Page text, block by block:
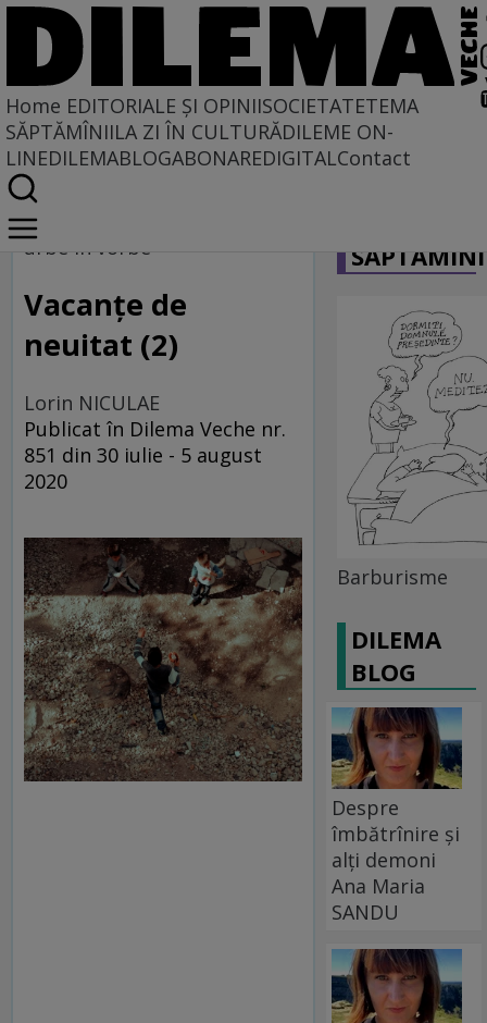
Home EDITORIALE ȘI OPINIISOCIETATETEMA
SĂPTĂMÎNIILA ZI ÎN CULTURĂDILEME ON-
LINEDILEMABLOGABONAREDIGITALContact
Home
La fața timpului
urbe în vorbe
Vacanțe de
neuitat (2)
Lorin NICULAE
Publicat în Dilema Veche nr.
851 din 30 iulie - 5 august
2020
Barburisme
DILEMA
BLOG
Despre
îmbătrînire și
alți demoni
Ana Maria
SANDU